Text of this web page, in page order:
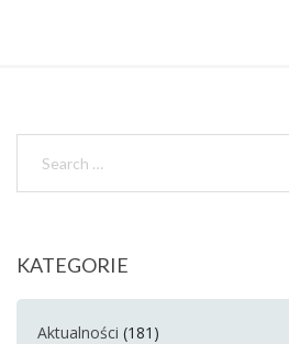
KATEGORIE
Aktualności (181)